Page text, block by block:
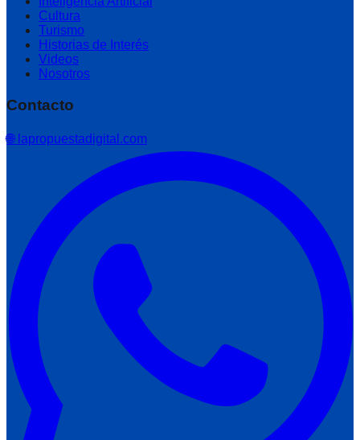
Cultura
Turismo
Historias de Interés
Videos
Nosotros
Contacto
🌐 lapropuestadigital.com